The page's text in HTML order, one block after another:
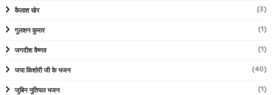
कैलाश खेर (3)
गुलशन कुमार (1)
जगदीश वैष्णव (1)
जया किशोरी जी के भजन (40)
जुबिन नुतियल भजन (1)